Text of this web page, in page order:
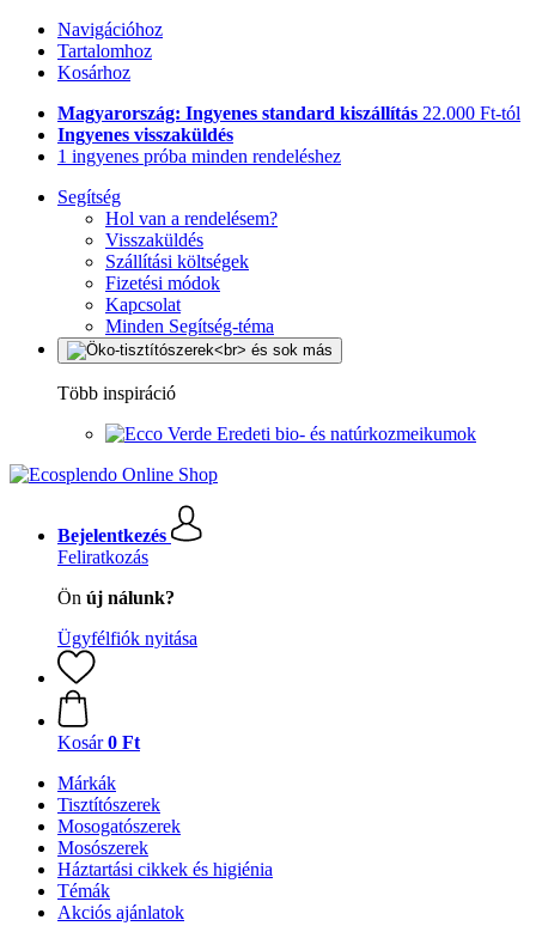
Navigációhoz
Tartalomhoz
Kosárhoz
Magyarország: Ingyenes standard kiszállítás 22.000 Ft-tól
Ingyenes visszaküldés
1 ingyenes próba minden rendeléshez
Segítség
Hol van a rendelésem?
Visszaküldés
Szállítási költségek
Fizetési módok
Kapcsolat
Minden Segítség-téma
Több inspiráció
Eredeti bio- és natúrkozmeikumok
Bejelentkezés
Feliratkozás
Ön új nálunk?
Ügyfélfiók nyitása
Kosár 0 Ft
Márkák
Tisztítószerek
Mosogatószerek
Mosószerek
Háztartási cikkek és higiénia
Témák
Akciós ajánlatok